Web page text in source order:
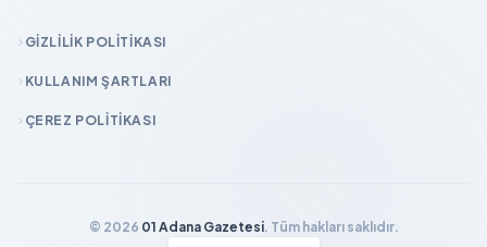
GIZLILIK POLITIKASI
KULLANIM ŞARTLARI
ÇEREZ POLITIKASI
© 2026 01 Adana Gazetesi. Tüm hakları saklıdır.